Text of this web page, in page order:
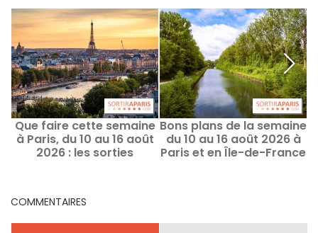
Que faire cette semaine
à Paris, du 10 au 16 août
2026 : les sorties
Bons plans de la semaine
du 10 au 16 août 2026 à
Paris et en Île-de-France
COMMENTAIRES